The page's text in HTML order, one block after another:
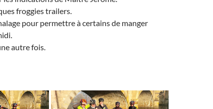
froggies trailers.
pour permettre à certains de manger
autre fois.